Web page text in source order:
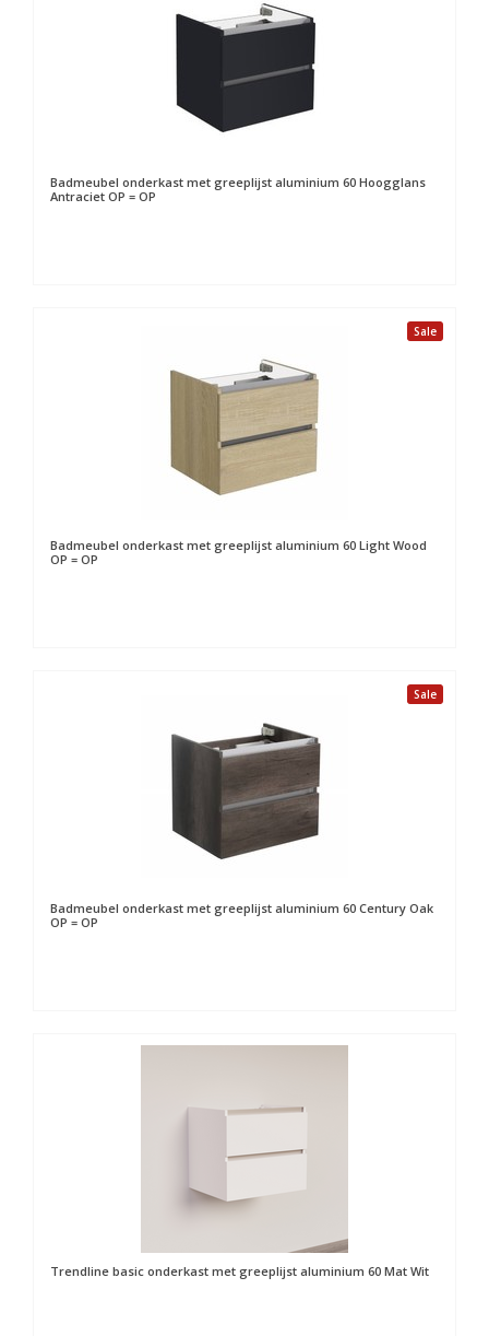
Badmeubel onderkast met greeplijst aluminium 60 Hoogglans
Antraciet OP = OP
Sale
Badmeubel onderkast met greeplijst aluminium 60 Light Wood
OP = OP
Sale
Badmeubel onderkast met greeplijst aluminium 60 Century Oak
OP = OP
Trendline basic onderkast met greeplijst aluminium 60 Mat Wit